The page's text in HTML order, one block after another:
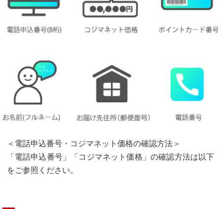
＜電話申込番号・コジマネット価格の確認方法＞
「電話申込番号」「コジマネット価格」の確認方法は以下
をご参照ください。